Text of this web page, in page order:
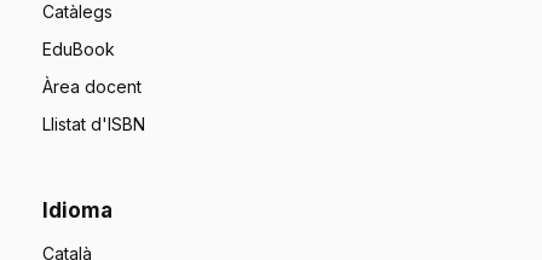
Catàlegs
EduBook
Àrea docent
Llistat d'ISBN
Idioma